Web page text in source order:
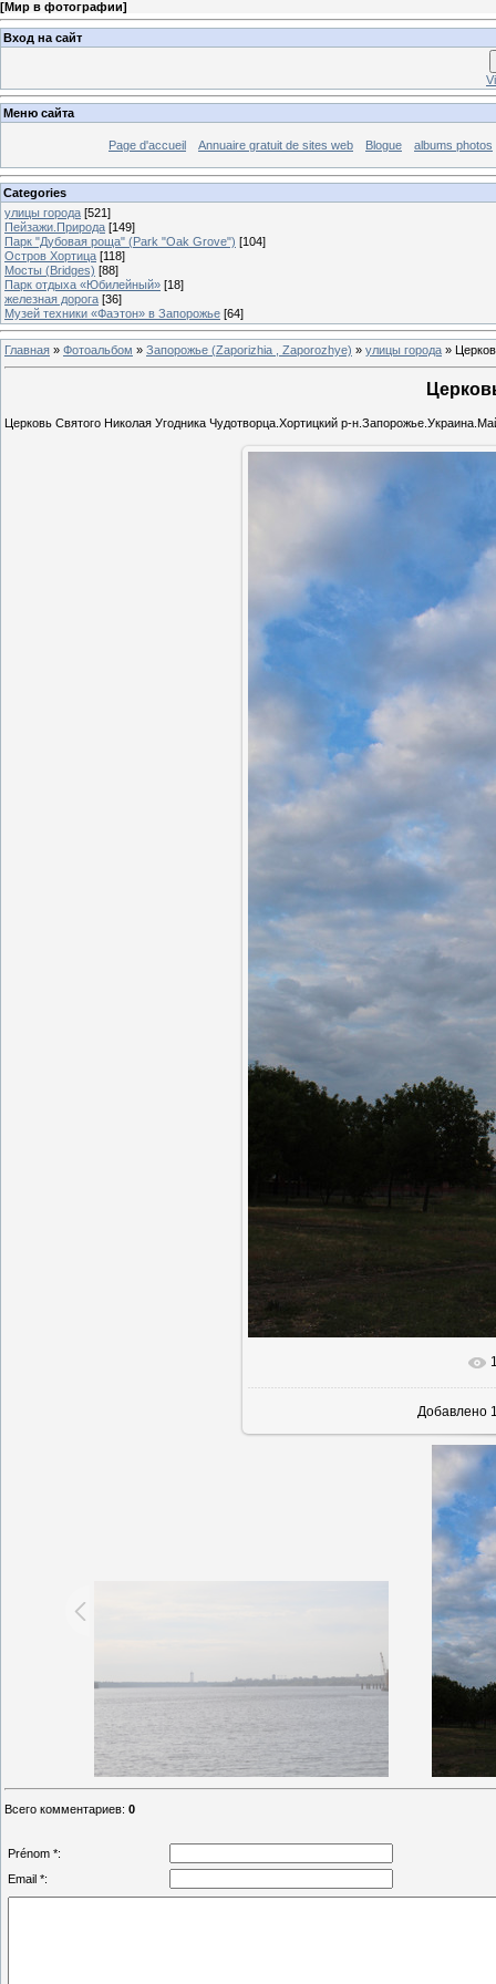
[Мир в фотографии]
Вход на сайт
Меню сайта
Page d'accueil Annuaire gratuit de sites web Blogue albums photos
Categories
улицы города [521]
Пейзажи.Природа [149]
Парк "Дубовая роща" (Park "Oak Grove") [104]
Остров Хортица [118]
Мосты (Bridges) [88]
Парк отдыха «Юбилейный» [18]
железная дорога [36]
Музей техники «Фаэтон» в Запорожье [64]
Главная » Фотоальбом » Запорожье (Zaporizhia , Zaporozhye) » улицы города »
Церковь Святого Николая Угодника Чудотворца.Хортицкий р-
В
Добавлено
Всего комментариев: 0
Prénom *:
Email *: